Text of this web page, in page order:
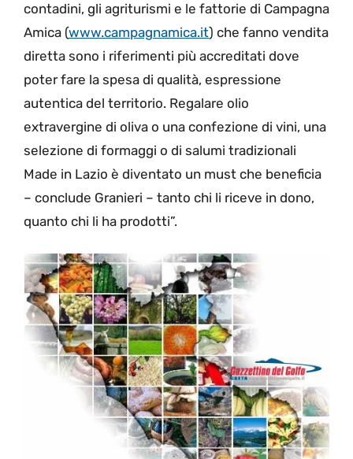
contadini, gli agriturismi e le fattorie di Campagna
Amica (www.campagnamica.it) che fanno vendita
diretta sono i riferimenti più accreditati dove
poter fare la spesa di qualità, espressione
autentica del territorio. Regalare olio
extravergine di oliva o una confezione di vini, una
selezione di formaggi o di salumi tradizionali
Made in Lazio è diventato un must che beneficia
– conclude Granieri – tanto chi li riceve in dono,
quanto chi li ha prodotti”.